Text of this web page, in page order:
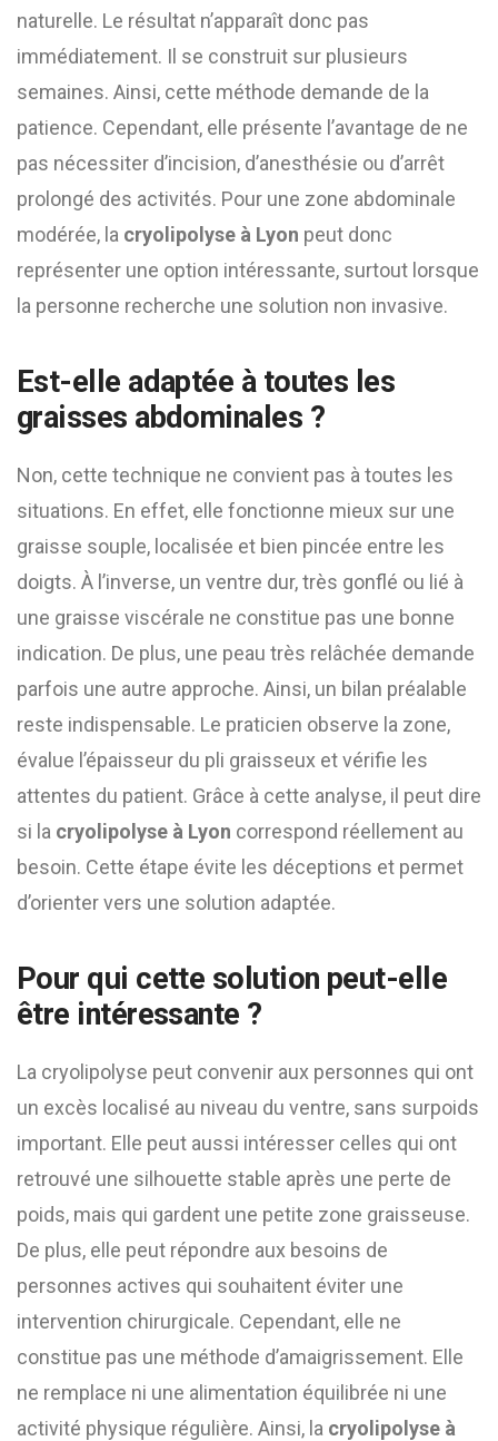
naturelle. Le résultat n’apparaît donc pas
immédiatement. Il se construit sur plusieurs
semaines. Ainsi, cette méthode demande de la
patience. Cependant, elle présente l’avantage de ne
pas nécessiter d’incision, d’anesthésie ou d’arrêt
prolongé des activités. Pour une zone abdominale
modérée, la cryolipolyse à Lyon peut donc
représenter une option intéressante, surtout lorsque
la personne recherche une solution non invasive.
Est-elle adaptée à toutes les
graisses abdominales ?
Non, cette technique ne convient pas à toutes les
situations. En effet, elle fonctionne mieux sur une
graisse souple, localisée et bien pincée entre les
doigts. À l’inverse, un ventre dur, très gonflé ou lié à
une graisse viscérale ne constitue pas une bonne
indication. De plus, une peau très relâchée demande
parfois une autre approche. Ainsi, un bilan préalable
reste indispensable. Le praticien observe la zone,
évalue l’épaisseur du pli graisseux et vérifie les
attentes du patient. Grâce à cette analyse, il peut dire
si la cryolipolyse à Lyon correspond réellement au
besoin. Cette étape évite les déceptions et permet
d’orienter vers une solution adaptée.
Pour qui cette solution peut-elle
être intéressante ?
La cryolipolyse peut convenir aux personnes qui ont
un excès localisé au niveau du ventre, sans surpoids
important. Elle peut aussi intéresser celles qui ont
retrouvé une silhouette stable après une perte de
poids, mais qui gardent une petite zone graisseuse.
De plus, elle peut répondre aux besoins de
personnes actives qui souhaitent éviter une
intervention chirurgicale. Cependant, elle ne
constitue pas une méthode d’amaigrissement. Elle
ne remplace ni une alimentation équilibrée ni une
activité physique régulière. Ainsi, la cryolipolyse à